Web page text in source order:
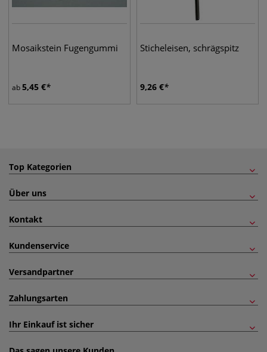
Mosaikstein Fugengummi
ab5,45 €
Sticheleisen, schrägspitz
9,26 €
Top Kategorien
Über uns
Kontakt
Kundenservice
Versandpartner
Zahlungsarten
Ihr Einkauf ist sicher